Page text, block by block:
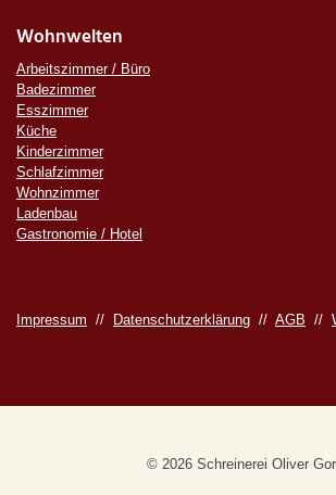
Wohnwelten
Arbeitszimmer / Büro
Badezimmer
Esszimmer
Küche
Kinderzimmer
Schlafzimmer
Wohnzimmer
Ladenbau
Gastronomie / Hotel
Impressum // Datenschutzerklärung // AGB //
© 2026 Schreinerei Oliver